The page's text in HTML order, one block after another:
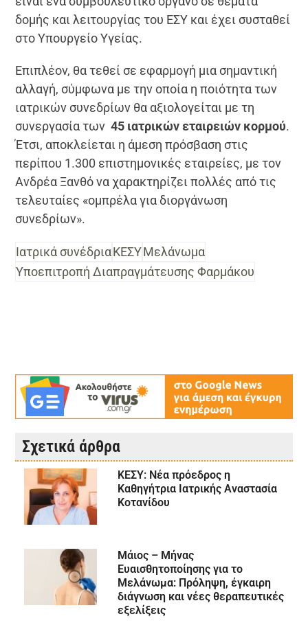
δομής και λειτουργίας του ΕΣΥ και έχει συσταθεί
στο Υπουργείο Υγείας.
Επιπλέον, θα τεθεί σε εφαρμογή μια σημαντική
αλλαγή, σύμφωνα με την οποία η ποιότητα των
ιατρικών συνεδρίων θα αξιολογείται με τη
συνεργασία των45 ιατρικών εταιρειών κορμού.
Έτσι, αποκλείεται η άμεση πρόσβαση στις
περίπου 1.300 επιστημονικές εταιρείες, με τον
Ανδρέα Ξανθό να χαρακτηρίζει πολλές από τις
τελευταίες «ομπρέλα για διοργάνωση
συνεδρίων».
Ιατρικά συνέδριαΚΕΣΥΜελάνωμα
Υποεπιτροπή Διαπραγμάτευσης Φαρμάκου
Σχετικά άρθρα
ΚΕΣΥ: Νέα πρόεδρος η
Καθηγήτρια Ιατρικής Αναστασία
Κοτανίδου
Μάιος – Μήνας
Ευαισθητοποίησης για το
Μελάνωμα: Πρόληψη, έγκαιρη
διάγνωση και νέες θεραπευτικές
εξελίξεις